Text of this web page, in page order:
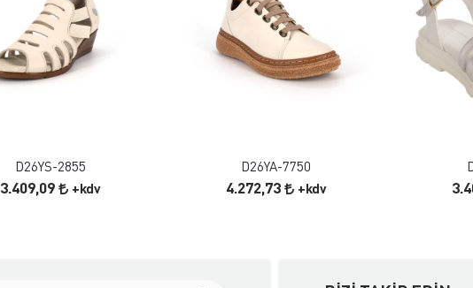
FAVORILERE EKLE
D26YS-2855
3.409,09 +kdv
FAVORILERE EKLE
D26YA-7750
4.272,73 +kdv